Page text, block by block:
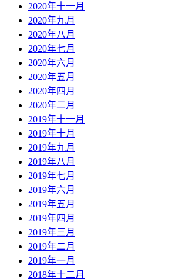
2020年十一月
2020年九月
2020年八月
2020年七月
2020年六月
2020年五月
2020年四月
2020年二月
2019年十一月
2019年十月
2019年九月
2019年八月
2019年七月
2019年六月
2019年五月
2019年四月
2019年三月
2019年二月
2019年一月
2018年十二月